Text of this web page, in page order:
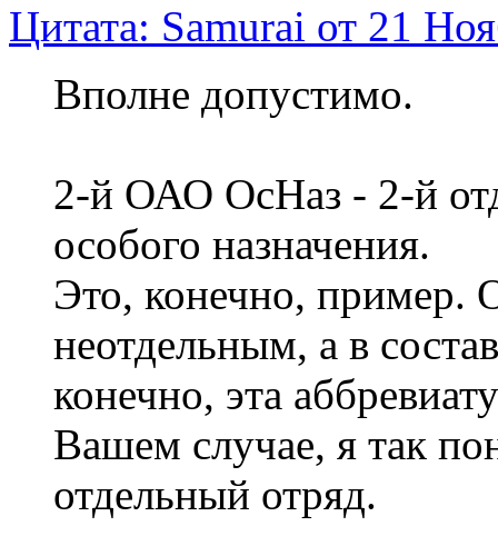
Цитата: Samurai от 21
Вполне допустимо.
2-й ОАО ОсНаз - 2-й
особого назначения.
Это, конечно, пример.
неотдельным, а в
конечно, эта
Вашем случае, я так
отдельный отряд.